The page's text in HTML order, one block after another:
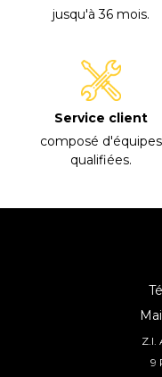
jusqu'à 36 mois.
Service client
composé d'équipes
qualifiées.
Z.I.
9